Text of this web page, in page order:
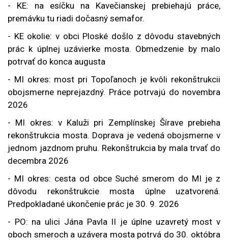
- KE: na esíčku na Kavečianskej prebiehajú práce,
premávku tu riadi dočasný semafor.
- KE okolie: v obci Ploské došlo z dôvodu stavebných
prác k úplnej uzávierke mosta. Obmedzenie by malo
potrvať do konca augusta
- MI okres: most pri Topoľanoch je kvôli rekonštrukcii
obojsmerne neprejazdný. Práce potrvajú do novembra
2026
- MI okres: v Kaluži pri Zemplínskej Šírave prebieha
rekonštrukcia mosta. Doprava je vedená obojsmerne v
jednom jazdnom pruhu. Rekonštrukcia by mala trvať do
decembra 2026
- MI okres: cesta od obce Suché smerom do MI je z
dôvodu rekonštrukcie mosta úplne uzatvorená.
Predpokladané ukončenie prác je 30. 9. 2026
- PO: na ulici Jána Pavla II je úplne uzavretý most v
oboch smeroch a uzávera mosta potrvá do 30. októbra